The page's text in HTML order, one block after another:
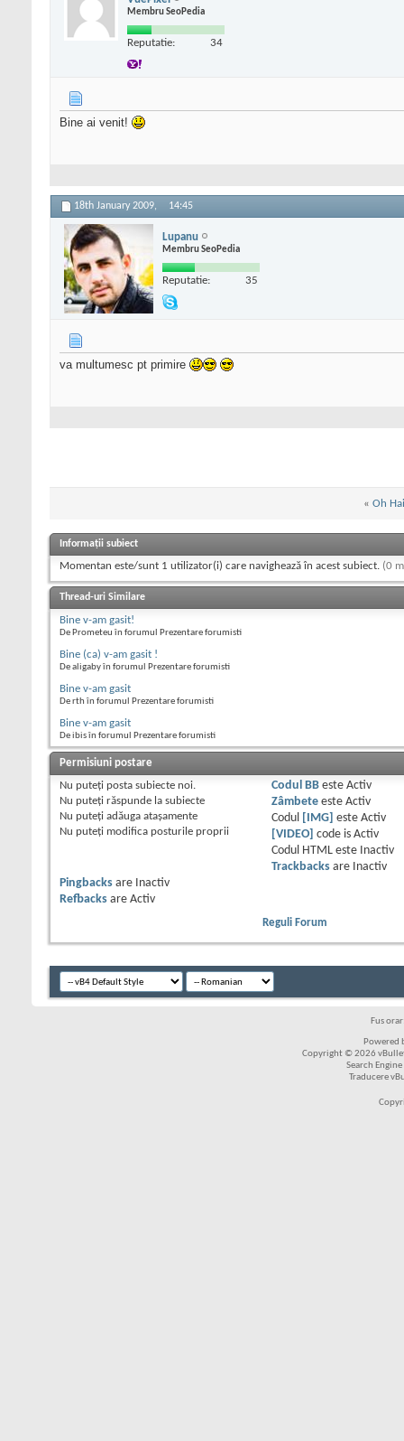
Membru SeoPedia
Reputatie: 34
Bine ai venit!
18th January 2009, 14:45
Lupanu
Membru SeoPedia
Reputatie: 35
va multumesc pt primire
« Oh
Informații subiect
Momentan este/sunt 1 utilizator(i) care navighează în acest subiect. (0
Thread-uri Similare
Bine v-am gasit!
De Prometeu în forumul Prezentare forumisti
Bine (ca) v-am gasit !
De aligaby în forumul Prezentare forumisti
Bine v-am gasit
De rth în forumul Prezentare forumisti
Bine v-am gasit
De ibis în forumul Prezentare forumisti
Permisiuni postare
Nu puteţi posta subiecte noi.
Nu puteţi răspunde la subiecte
Nu puteţi adăuga ataşamente
Nu puteţi modifica posturile proprii
Codul BBeste Activ
Zâmbeteeste Activ
Codul
[IMG] este Activ
[VIDEO] code is Activ
Codul HTML este
Inactiv
Trackbacksare
Inactiv
Pingbacks are
Inactiv
Refbacks are Activ
Reguli Forum
Fus
Powered
Copyright © 2026
Search
Traducere